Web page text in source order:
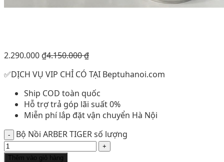
2.290.000 ₫4.150.000₫
✅DỊCH VỤ VIP CHỈ CÓ TẠI Beptuhanoi.com
Ship COD toàn quốc
Hỗ trợ trả góp lãi suất 0%
Miễn phí lắp đặt vận chuyển Hà Nội
Bộ Nồi ARBER TIGER số lượng
Thêm vào giỏ hàng